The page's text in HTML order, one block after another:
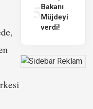
Bakanı
Müjdeyi
verdi!